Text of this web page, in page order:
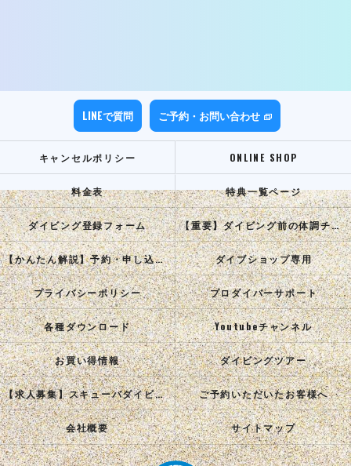
LINEで質問 ご予約・お問い合わせ
キャンセルポリシー ONLINE SHOP
料金表 特典一覧ページ
ダイビング登録フォーム 【重要】ダイビング前の体調チェック
【かんたん解説】予約・申し込み手順 ダイブショップ専用
プライバシーポリシー プロダイバーサポート
各種ダウンロード Youtubeチャンネル
お買い得情報 ダイビングツアー
【求人募集】スキューバダイビングインストラクターを目指す正社員を募集中！ ご予約いただいたお客様へ
会社概要 サイトマップ